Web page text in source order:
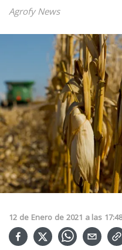
Agrofy News
12 de Enero de 2021 a las 17:48